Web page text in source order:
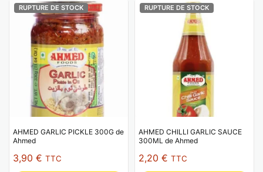
RUPTURE DE STOCK
AHMED GARLIC PICKLE 300G de
Ahmed
3,90 € TTC
RUPTURE DE STOCK
AHMED CHILLI GARLIC SAUCE
300ML de Ahmed
2,20 € TTC